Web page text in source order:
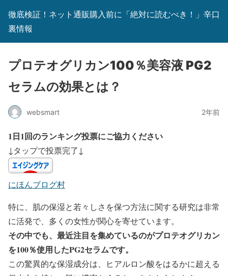
徹底検証！ネット通販購入前に「絶対に読むべき！」辛口
裏情報
プロテオグリカン100％美容液 PG2
セラムの効果とは？
websmart 2年前
1日1回のランキング投票にご協力ください
↓タップで投票完了↓
にほんブログ村
特に、肌の保湿と若々しさを保つ方法に関する研究は非常
に活発で、多くの女性が関心を寄せています。
その中でも、最近注目を集めているのがプロテオグリカン
を100％使用したPG2セラムです。
この驚異的な保湿成分は、ヒアルロン酸をはるかに超える